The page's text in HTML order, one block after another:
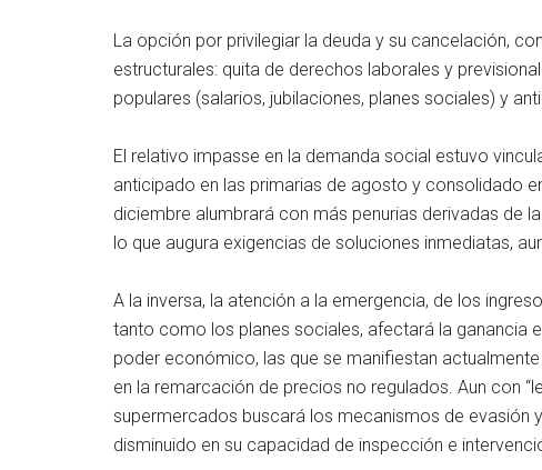
La opción por privilegiar la deuda y su cancelación,
estructurales: quita de derechos laborales y
populares (salarios, jubilaciones, planes sociales) y
El relativo impasse en la demanda social estuvo
anticipado en las primarias de agosto y consolidado
diciembre alumbrará con más penurias derivadas de
lo que augura exigencias de soluciones inmediatas,
A la inversa, la atención a la emergencia, de los
tanto como los planes sociales, afectará la ganancia
poder económico, las que se manifiestan
en la remarcación de precios no regulados. Aun con
supermercados buscará los mecanismos de evasión
disminuido en su capacidad de inspección e